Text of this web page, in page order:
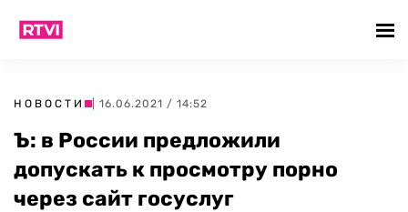
НОВОСТИ | 16.06.2021 / 14:52
Ъ: в России предложили
допускать к просмотру порно
через сайт госуслуг